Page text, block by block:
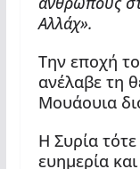
Αλλάχ».
Την εποχή
ανέλαβε τη
Μουάουια
Η Συρία
ευημερία